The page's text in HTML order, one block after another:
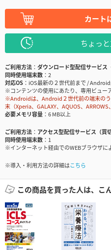
カート
ちょっ
ご利用方法
ダウンロード型配信サービス
同時使用端末数
2
対応OS
iOS最新の２世代前まで /
※コンテンツの使用にあたり、専用ビュー
※Androidは、Android２世代前の端末の
末（Xperia、GALAXY、AQUOS、
必要メモリ容量
6 MB以上
ご利用方法
アクセス型配信サービス（買切
同時使用端末数
1
※インターネット経由でのWEBブラウザに
※導入・利用方法の詳細はこちら
この商品を買った人は、こ